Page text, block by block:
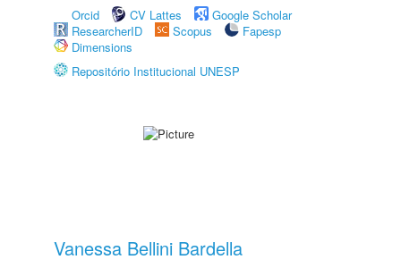
Orcid
CV Lattes
Google Scholar
ResearcherID
Scopus
Fapesp
Dimensions
Repositório Institucional UNESP
Vanessa Bellini Bardella